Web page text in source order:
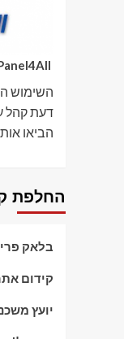
השימוש
דעת קהל
הביאו
החלפת
בלאק
קידום
יועץ